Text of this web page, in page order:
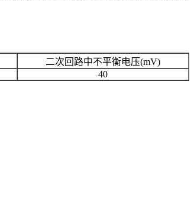
二次回路中不平衡电压(mV)
40